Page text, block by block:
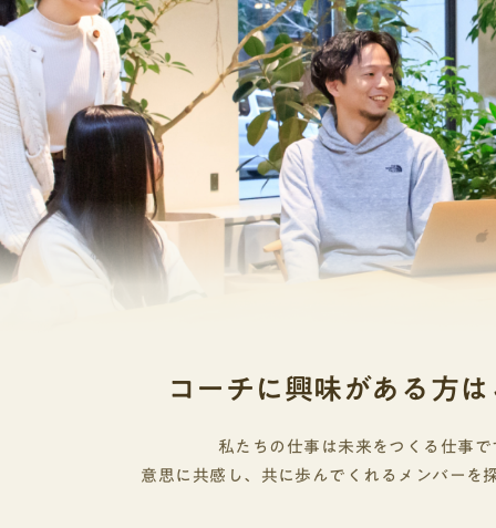
コーチに興味がある方
私たちの仕事は未来をつくる仕事で
意思に共感し、共に歩んでくれるメンバーを